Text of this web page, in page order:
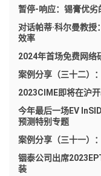
暂停-响应：锡膏优劣
对话帕蒂·科尔曼教
效率
2024年首场免费网络
案例分享（三十二）
2023CIME即将在沪
今年最后一场EV
预测特别专题
案例分享（三十一）
铟泰公司出席
装